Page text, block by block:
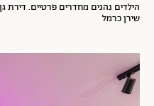
הילדים נהנים מחדרים פרטיים. דירת
שירן כרמל